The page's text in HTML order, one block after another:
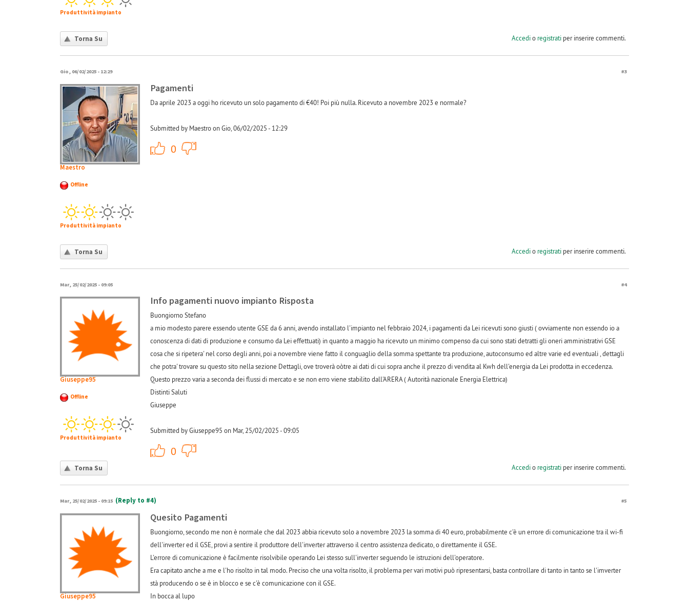
Produttività impianto
Torna Su Accedio registratiper inserire commenti.
Gio, 06/02/2025 - 12:29 #3
Maestro
Offline
Produttività impianto
Pagamenti
Da aprile 2023 a oggi ho ricevuto un solo pagamento di €40! Poi più nulla. Ricevuto a novembre 2023 e normale?
Submitted by Maestro on Gio, 06/02/2025 - 12:29
0
Torna Su Accedio registratiper inserire commenti.
Mar, 25/02/2025 - 09:05 #4
Giuseppe95
Offline
Produttività impianto
Info pagamenti nuovo impianto Risposta
Buongiorno Stefano
a mio modesto parere essendo utente GSE da 6 anni, avendo installato l'impianto nel febbraio 2024, i pagamenti da Lei ricevuti sono giusti ( ovviamente non essendo io a
conoscenza di dati di produzione e consumo da Lei effettuati) in quanto a maggio ha ricevuto un minimo compenso da cui sono stati detratti gli oneri amministrativi GSE
cosa che si ripetera' nel corso degli anni, poi a novembre viene fatto il conguaglio della somma spettante tra produzione, autoconsumo ed altre varie ed eventuali , dettagli
che potra' trovare su questo sito nella sezione Dettagli, ove troverà oòtre ai dati di cui sopra anche il prezzo di vendita al Kwh dell'energia da Lei prodotta in eccedenza.
Questo prezzo varia a seconda dei flussi di mercato e se non erro viene stabilito dall'ARERA ( Autorità nazionale Energia Elettrica)
Distinti Saluti
Giuseppe
Submitted by Giuseppe95 on Mar, 25/02/2025 - 09:05
0
Torna Su Accedio registratiper inserire commenti.
Mar, 25/02/2025 - 09:15 (Reply to #4) #5
Giuseppe95
Quesito Pagamenti
Buongiorno, secondo me non è normale che dal 2023 abbia ricevuto solo a novembre 2023 la somma di 40 euro, probabilmente c'è un errore di comunicazione tra il wi-fi
dell'inverter ed il GSE, provi a sentire il produttore dell'inverter attraverso il centro assistenza dedicato, o direttamente il GSE.
L'errore di comunicazione è facilmente risolvibile operando Lei stesso sull'inverter seguendo le istruzioni dell'operatore.
Era capitato anche a me e l'ho risolto in tal modo. Preciso che una volta risolto, il problema per vari motivi può ripresentarsi, basta controllare di tanto in tanto se l'imverter
stà producendo o se è in blocco e se c'è comunicazione con il GSE.
In bocca al lupo